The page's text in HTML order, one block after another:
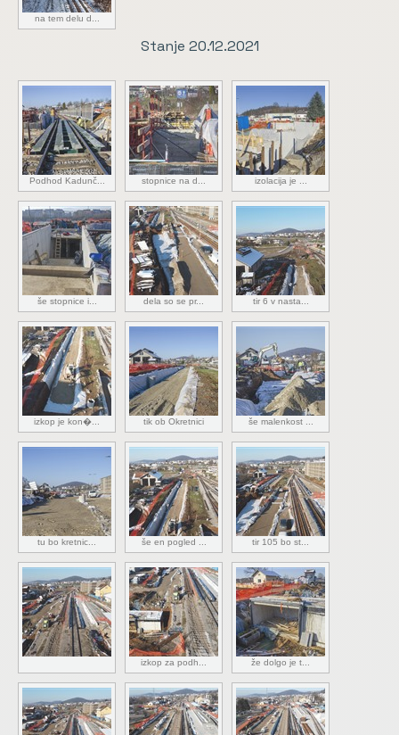
na tem delu d...
Stanje 20.12.2021
Podhod Kadunč... stopnice na d... izolacija je ...
še stopnice i... dela so se pr... tir 6 v nasta...
izkop je kon�... tik ob Okretnici še malenkost ...
tu bo kretnic... še en pogled ... tir 105 bo st...
izkop za podh... že dolgo je t...